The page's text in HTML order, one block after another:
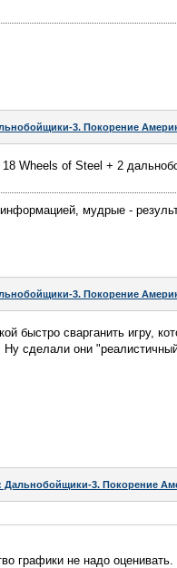
3. Покорение
18 Wheels of Steel + 2
мудрые -
3. Покорение
быстро сварганить игру,
Ну сделали они
Дальнобойщики-3. Покорение
графики не надо